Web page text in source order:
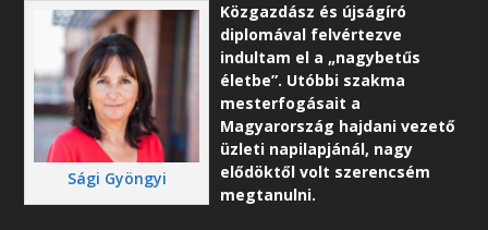
Sági Gyöngyi
Közgazdász és újságíró
diplomával felvértezve
indultam el a „nagybetűs
életbe”. Utóbbi szakma
mesterfogásait a
Magyarország hajdani vezető
üzleti napilapjánál, nagy
elődöktől volt szerencsém
megtanulni.